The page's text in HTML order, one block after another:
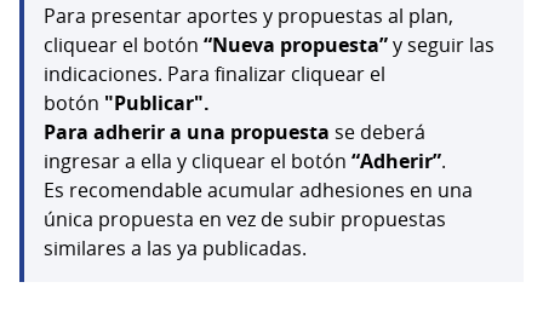
Para presentar aportes y propuestas al plan,
cliquear el botón “Nueva propuesta”y seguir las
indicaciones. Para finalizar cliquear el
botón "Publicar".
Para adherir a una propuesta se deberá
ingresar a ella y cliquear el botón “Adherir”.
Es recomendable acumular adhesiones en una
única propuesta en vez de subir propuestas
similares a las ya publicadas.